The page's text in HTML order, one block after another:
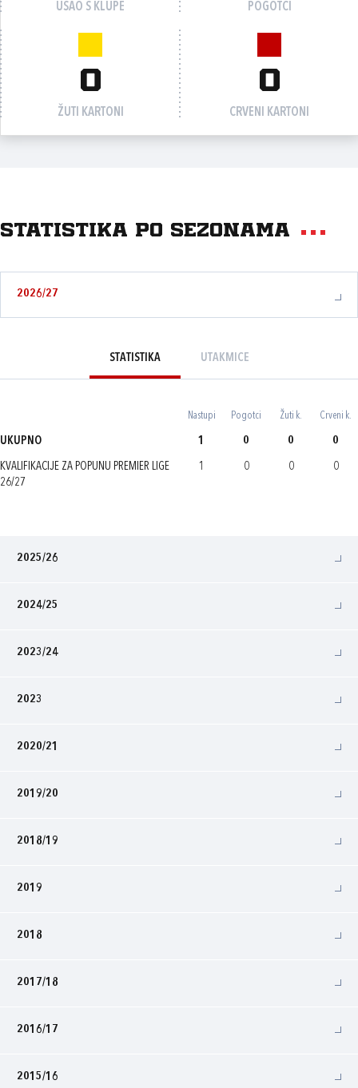
UŠAO S KLUPE POGOTCI
0
ŽUTI KARTONI
0
CRVENI KARTONI
Statistika po sezonama
2026/27
STATISTIKA UTAKMICE
Nastupi Pogotci Žuti k. Crveni k.
UKUPNO 1 0 0 0
KVALIFIKACIJE ZA POPUNU PREMIER LIGE
26/27
1 0 0 0
2025/26
2024/25
2023/24
2023
2020/21
2019/20
2018/19
2019
2018
2017/18
2016/17
2015/16